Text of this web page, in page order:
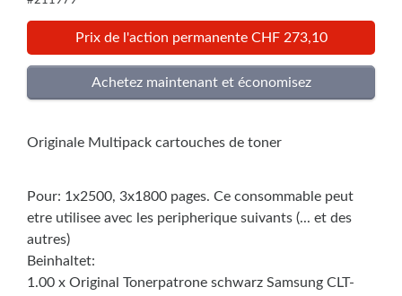
Prix de l'action permanente CHF 273,10
Originale Multipack cartouches de toner
Pour: 1x2500, 3x1800 pages. Ce consommable peut
etre utilisee avec les peripherique suivants (... et des
autres)
Beinhaltet:
1.00 x Original Tonerpatrone schwarz Samsung CLT-